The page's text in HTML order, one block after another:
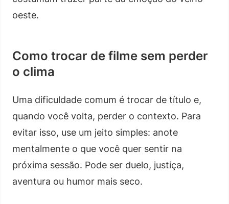
oeste.
Como trocar de filme sem perder
o clima
Uma dificuldade comum é trocar de título e,
quando você volta, perder o contexto. Para
evitar isso, use um jeito simples: anote
mentalmente o que você quer sentir na
próxima sessão. Pode ser duelo, justiça,
aventura ou humor mais seco.